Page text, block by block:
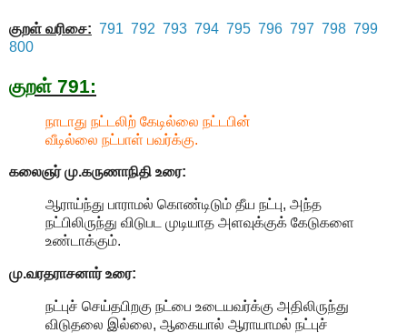
குறள் வரிசை: 791 792 793 794 795 796 797 798 799
800
குறள் 791:
நாடாது நட்டலிற் கேடில்லை நட்டபின்
வீடில்லை நட்பாள் பவர்க்கு.
கலைஞர் மு.கருணாநிதி உரை:
ஆராய்ந்து பாராமல் கொண்டிடும் தீய நட்பு, அந்த
நட்பிலிருந்து விடுபட முடியாத அளவுக்குக் கேடுகளை
உண்டாக்கும்.
மு.வரதராசனார்உரை:
நட்புச் செய்தபிறகு நட்பை உடையவர்க்கு அதிலிருந்து
விடுதலை இல்லை, ஆகையால் ஆராயாமல் நட்புச்